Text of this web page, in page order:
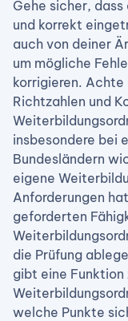
Gehe sicher,
und korrekt
auch von deiner
um mögliche
korrigieren. Achte
Richtzahlen und
insbesondere bei
Bundesländern
eigene
Anforderungen
geforderten
die Prüfung
gibt eine Funktion
welche Punkte